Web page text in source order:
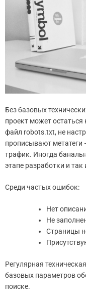
Без базовых
проект может
файл robots.txt, не
прописывают метатеги
трафик. Иногда
этапе разработки и
Среди частых ошибок:
Нет
Не
Страницы
Регулярная
базовых параметров
поиске.